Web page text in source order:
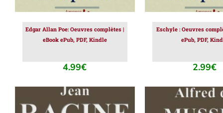
Edgar Allan Poe: Oeuvres complètes |
eBook ePub, PDF, Kindle
4.99€
Eschyle : Oeuvres
ePub, PDF,
2.99€